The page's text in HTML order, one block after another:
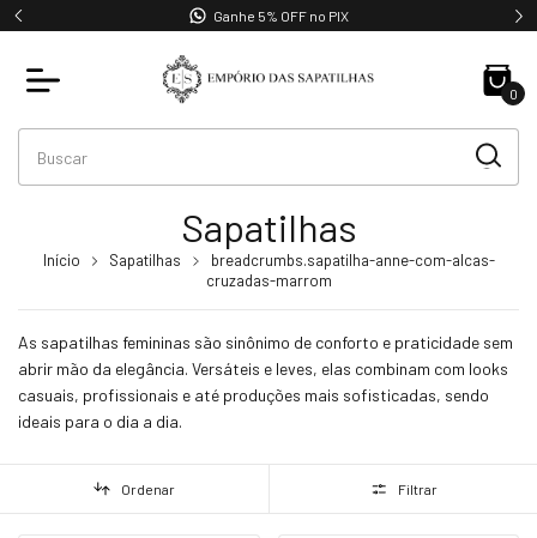
Ganhe 5% OFF no PIX
0
Sapatilhas
Início Sapatilhas
breadcrumbs.sapatilha-anne-com-alcas-
cruzadas-marrom
As sapatilhas femininas são sinônimo de conforto e praticidade sem
abrir mão da elegância. Versáteis e leves, elas combinam com looks
casuais, profissionais e até produções mais sofisticadas, sendo
ideais para o dia a dia.
Ordenar Filtrar